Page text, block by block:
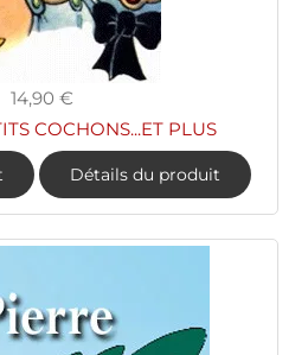
14,90 €
COCHONS...ET PLUS
Détails du produit